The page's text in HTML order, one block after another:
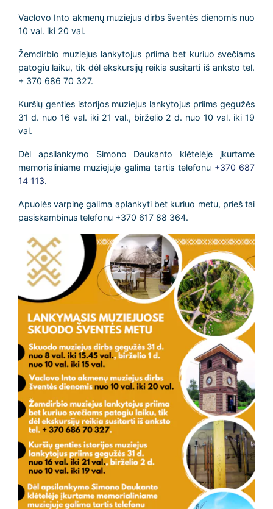
Vaclovo Into akmenų muziejus dirbs šventės dienomis nuo
10 val. iki 20 val.
Žemdirbio muziejus lankytojus priima bet kuriuo svečiams
patogiu laiku, tik dėl ekskursijų reikia susitarti iš anksto tel.
+ 370 686 70 327.
Kuršių genties istorijos muziejus lankytojus priims gegužės
31 d. nuo 16 val. iki 21 val., birželio 2 d. nuo 10 val. iki 19
val.
Dėl apsilankymo Simono Daukanto klėtelėje įkurtame
memorialiniame muziejuje galima tartis telefonu +370 687
14 113.
Apuolės varpinę galima aplankyti bet kuriuo metu, prieš tai
pasiskambinus telefonu +370 617 88 364.